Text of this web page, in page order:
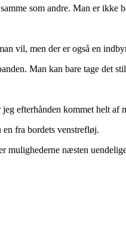
som andre. Man er ikke
vil, men der er også en
Man kan bare tage det
efterhånden kommet helt af
en fra bordets venstrefløj.
mulighederne næsten